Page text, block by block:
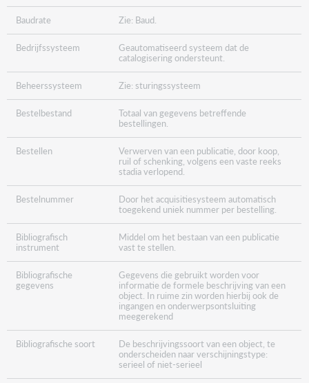
Baudrate Zie: Baud.
Bedrijfssysteem
Geautomatiseerd systeem dat de
catalogisering ondersteunt.
Beheerssysteem Zie: sturingssysteem
Bestelbestand
Totaal van gegevens betreffende
bestellingen.
Bestellen
Verwerven van een publicatie, door koop,
ruil of schenking, volgens een vaste reeks
stadia verlopend.
Bestelnummer
Door het acquisitiesysteem automatisch
toegekend uniek nummer per bestelling.
Bibliografisch
instrument
Middel om het bestaan van een publicatie
vast te stellen.
Bibliografische
gegevens
Gegevens die gebruikt worden voor
informatie de formele beschrijving van een
object. In ruime zin worden hierbij ook de
ingangen en onderwerpsontsluiting
meegerekend
Bibliografische soort
De beschrijvingssoort van een object, te
onderscheiden naar verschijningstype:
serieel of niet-serieel